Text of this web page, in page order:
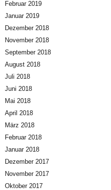
Februar 2019
Januar 2019
Dezember 2018
November 2018
September 2018
August 2018
Juli 2018
Juni 2018
Mai 2018
April 2018
März 2018
Februar 2018
Januar 2018
Dezember 2017
November 2017
Oktober 2017